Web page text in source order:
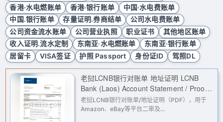
香港·水电燃账单
香港·银行账单
中国·水电费账单
中国.银行账单
存量证明.券商结单
公司水电费账单
公司资金流水账单
公司营业执照 职业证书
其他地区账单
收入证明.流水定制
东南亚·水电燃账单
东南亚·银行账单
居留卡
VISA签证 护照 Passport 身份证ID 驾照DL
老挝LCNB银行对账单 地址证明 LCNB
Bank (Laos) Account Statement / Proof
of Address
老挝LCNB银行对账单/地址证明（PDF），用于
Amazon、eBay等平台二审及